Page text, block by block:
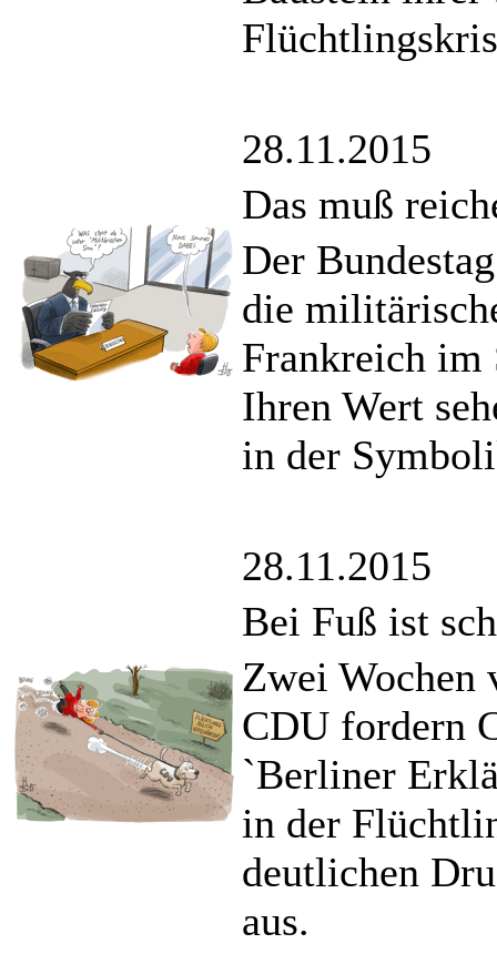
28.11.2015
Das muß
Der
die
Frankreich im
Ihren Wert
in der
28.11.2015
Bei Fuß ist
Zwei Wochen
CDU fordern
`Berliner
in der
deutlichen
aus.